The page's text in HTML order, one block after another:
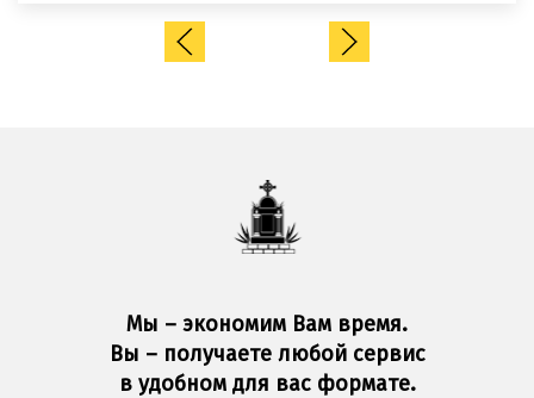
Мы – экономим Вам время.
Вы – получаете любой сервис
в удобном для вас формате.